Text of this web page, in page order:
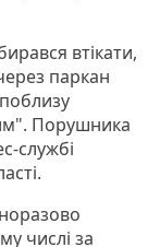
втікати,
паркан
Порушника
службі
числі за